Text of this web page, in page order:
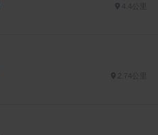
4.4公里
2.74公里